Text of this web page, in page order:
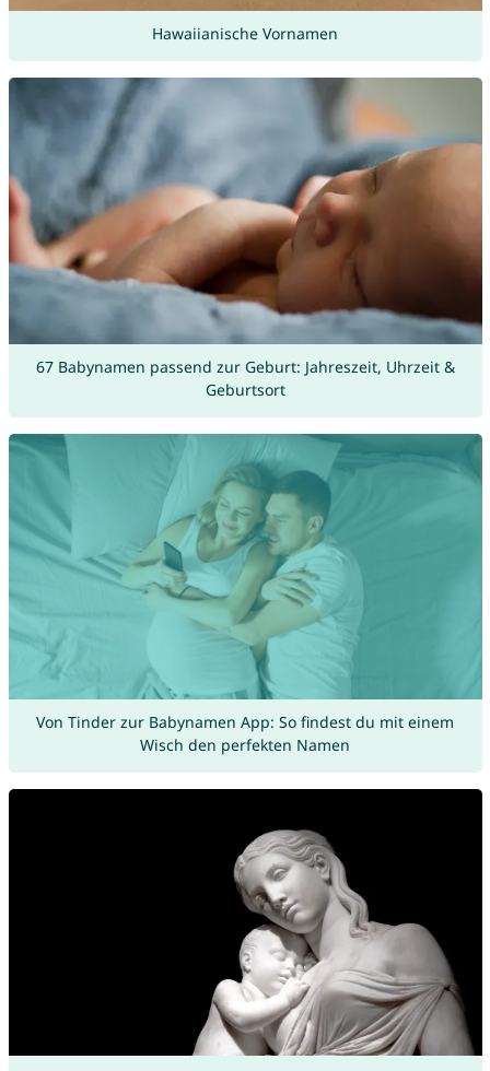
Hawaiianische Vornamen
67 Babynamen passend zur Geburt: Jahreszeit, Uhrzeit &
Geburtsort
Von Tinder zur Babynamen App: So findest du mit einem
Wisch den perfekten Namen